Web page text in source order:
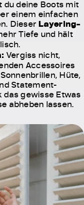
du deine Boots mit
einem einfachen
Dieser Layering-
Tiefe und hält
Vergiss nicht,
Accessoires
Hüte,
Statement-
das gewisse Etwas
abheben lassen.